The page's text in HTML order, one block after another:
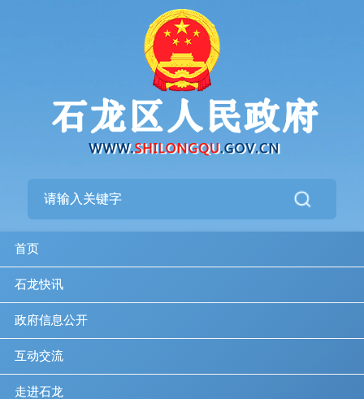
首页
石龙快讯
政府信息公开
互动交流
走进石龙